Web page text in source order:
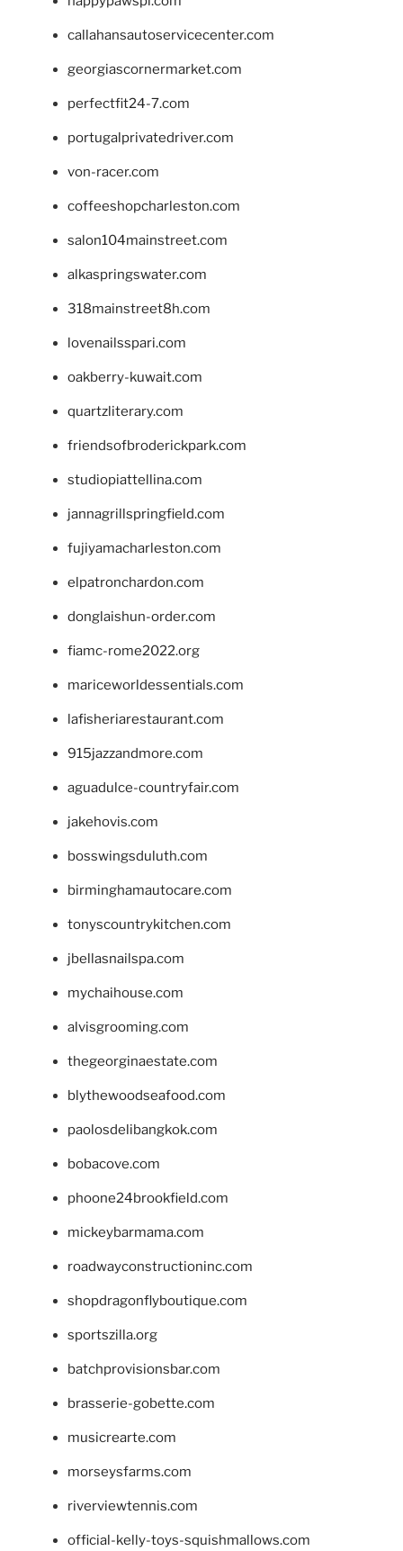
callahansautoservicecenter.com
georgiascornermarket.com
perfectfit24-7.com
portugalprivatedriver.com
von-racer.com
coffeeshopcharleston.com
salon104mainstreet.com
alkaspringswater.com
318mainstreet8h.com
lovenailsspari.com
oakberry-kuwait.com
quartzliterary.com
friendsofbroderickpark.com
studiopiattellina.com
jannagrillspringfield.com
fujiyamacharleston.com
elpatronchardon.com
donglaishun-order.com
fiamc-rome2022.org
mariceworldessentials.com
lafisheriarestaurant.com
915jazzandmore.com
aguadulce-countryfair.com
jakehovis.com
bosswingsduluth.com
birminghamautocare.com
tonyscountrykitchen.com
jbellasnailspa.com
mychaihouse.com
alvisgrooming.com
thegeorginaestate.com
blythewoodseafood.com
paolosdelibangkok.com
bobacove.com
phoone24brookfield.com
mickeybarmama.com
roadwayconstructioninc.com
shopdragonflyboutique.com
sportszilla.org
batchprovisionsbar.com
brasserie-gobette.com
musicrearte.com
morseysfarms.com
riverviewtennis.com
official-kelly-toys-squishmallows.com